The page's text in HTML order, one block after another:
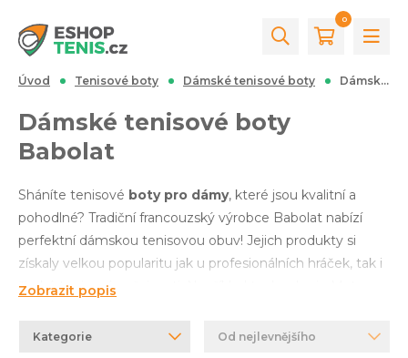
0
Úvod Tenisové boty Dámské tenisové boty Dámské tenisové boty Babolat
Dámské tenisové boty
Babolat
Sháníte tenisové boty pro dámy, které jsou kvalitní a
pohodlné? Tradiční francouzský výrobce Babolat nabízí
perfektní dámskou tenisovou obuv! Jejich produkty si
získaly velkou popularitu jak u profesionálních hráček, tak i
široké tenisové veřejnosti. Například technologie Matryx
prvkům KPRS-X a Active Flexxion je bota dokonale
Zobrazit popis
Od nejlevnějšího
Kategorie